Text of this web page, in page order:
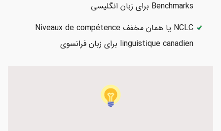
Benchmarks برای زبان انگلیسی
NCLC یا همان مخفف Niveaux de compétence
linguistique canadien برای زبان فرانسوی